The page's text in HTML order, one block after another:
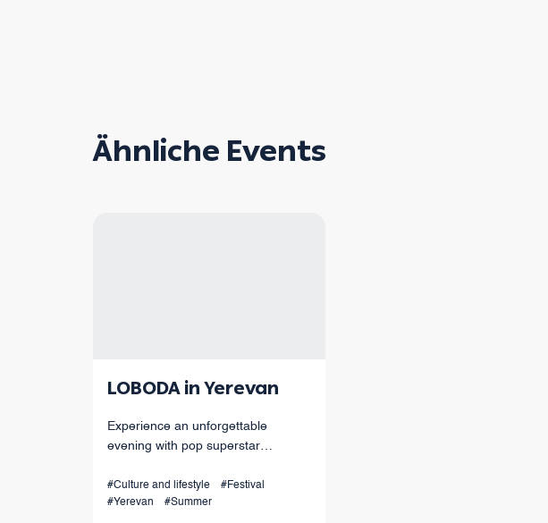
Ähnliche Events
LOBODA in Yerevan
Experience an unforgettable
evening with pop superstar
hits, spectacular choreography, live
sound, and dazzling light effects
#Culture and lifestyle
#Festival
#Yerevan
#Summer